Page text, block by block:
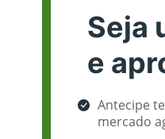
Seja
e
Antecipe
mercado